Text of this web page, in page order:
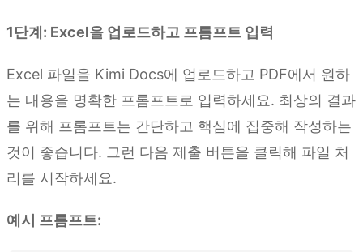
1단계: Excel을 업로드하고 프롬프트 입력
Excel 파일을 Kimi Docs에 업로드하고 PDF에서 원하
는 내용을 명확한 프롬프트로 입력하세요. 최상의 결과
를 위해 프롬프트는 간단하고 핵심에 집중해 작성하는
것이 좋습니다. 그런 다음 제출 버튼을 클릭해 파일 처
리를 시작하세요.
예시 프롬프트: